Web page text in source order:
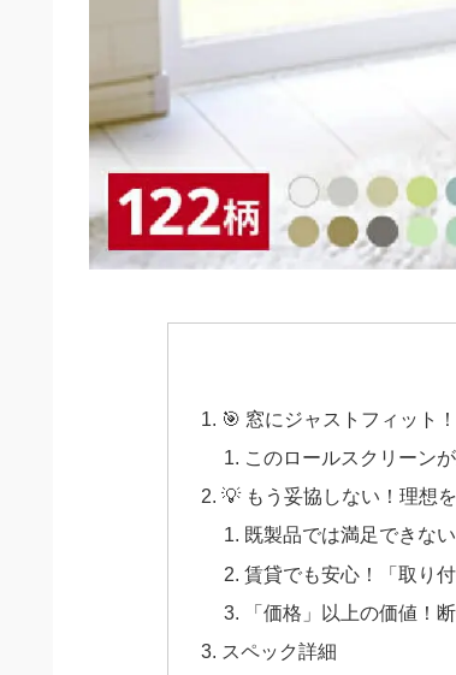
🎯 窓にジャストフィット
このロールスクリーン
💡 もう妥協しない！理想
既製品では満足できな
賃貸でも安心！「取り
「価格」以上の価値！
スペック詳細